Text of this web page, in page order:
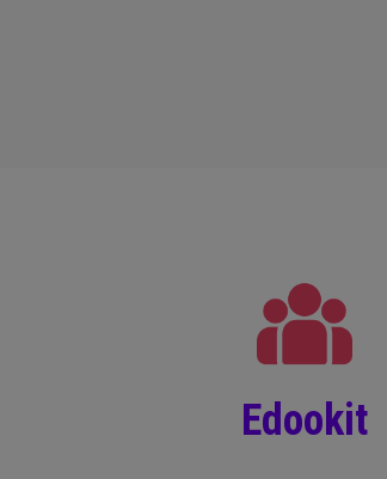
Edookit